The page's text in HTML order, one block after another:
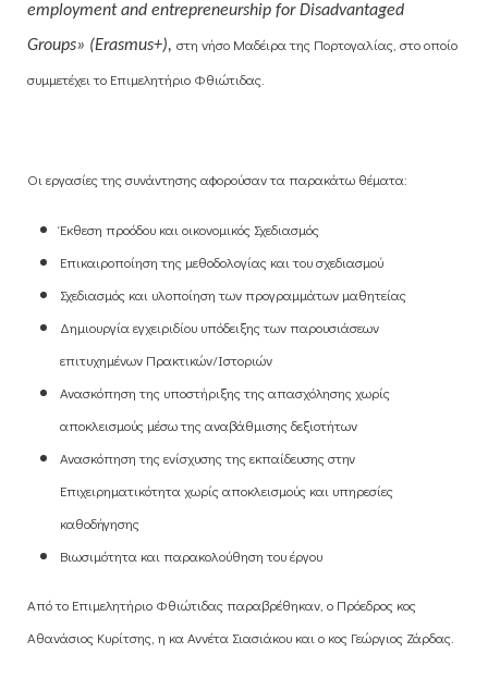
employment and entrepreneurship for Disadvantaged
Groups» (Erasmus+), στη νήσο Μαδέιρα της Πορτογαλίας, στο οποίο
συμμετέχει το Επιμελητήριο Φθιώτιδας.
Οι εργασίες της συνάντησης αφορούσαν τα παρακάτω θέματα:
Έκθεση προόδου και οικονομικός Σχεδιασμός
Επικαιροποίηση της μεθοδολογίας και του σχεδιασμού
Σχεδιασμός και υλοποίηση των προγραμμάτων μαθητείας
Δημιουργία εγχειριδίου υπόδειξης των παρουσιάσεων
επιτυχημένων Πρακτικών/Ιστοριών
Ανασκόπηση της υποστήριξης της απασχόλησης χωρίς
αποκλεισμούς μέσω της αναβάθμισης δεξιοτήτων
Ανασκόπηση της ενίσχυσης της εκπαίδευσης στην
Επιχειρηματικότητα χωρίς αποκλεισμούς και υπηρεσίες
καθοδήγησης
Βιωσιμότητα και παρακολούθηση του έργου
Από το Επιμελητήριο Φθιώτιδας παραβρέθηκαν, ο Πρόεδρος κος
Αθανάσιος Κυρίτσης, η κα Αννέτα Σιασιάκου και ο κος Γεώργιος Ζάρδας.